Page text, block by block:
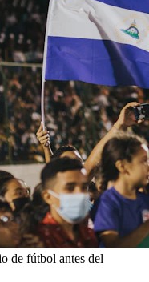
de fútbol antes del